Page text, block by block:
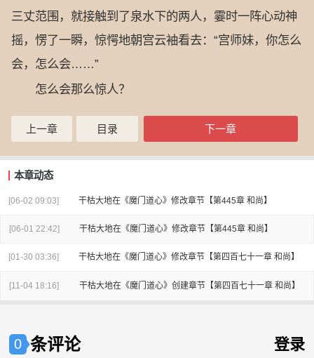
三丈范围，就接触到了泉水下的两人，霎时一阵心动神
摇，愣了一瞬，惊愕地朝宫云袖看去：“宫师妹，你怎么
会，怎么会……”
怎么会那么惊人？
上一章 目录 下一章
本章动态
[06-02 09:03] 干枯大地在 《魔门道心》 修改章节 【第445章 和尚】
[06-01 22:42] 干枯大地在 《魔门道心》 修改章节 【第445章 和尚】
[01-30 03:36] 干枯大地在 《魔门道心》 修改章节 【第四百七十一章 和尚】
[11-04 18:16] 干枯大地在 《魔门道心》 创建章节 【第四百七十一章 和尚】
0 条评论 登录